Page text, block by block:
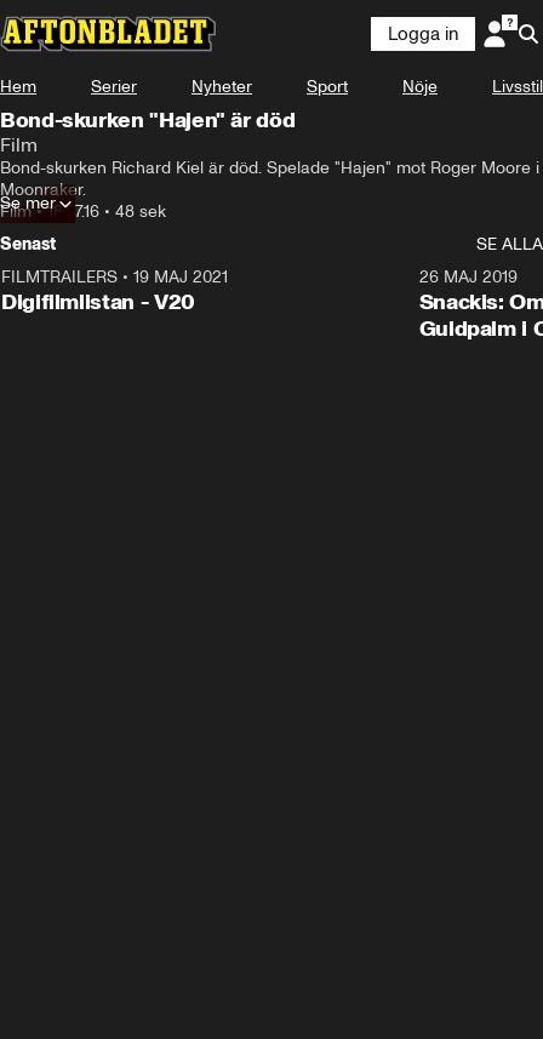
Logga in
Hem Serier Nyheter Sport Nöje Livsstil
Bond-skurken "Hajen" är död
Film
Bond-skurken Richard Kiel är död. Spelade "Hajen" mot Roger Moore i
Moonraker.
Film•18.07.16 • 48 sek
Se mer
Senast
SE ALLA
FILMTRAILERS • 19 MAJ 2021
Digifilmlistan - V20
26 MAJ 2019
Snackis:
Guldpalm i